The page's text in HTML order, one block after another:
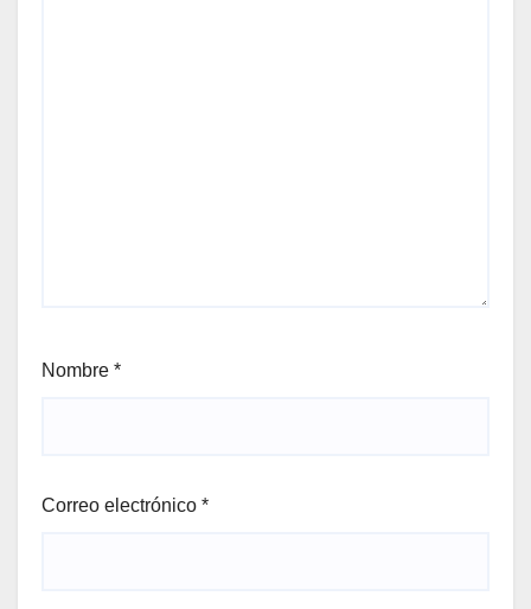
Nombre *
Correo electrónico *